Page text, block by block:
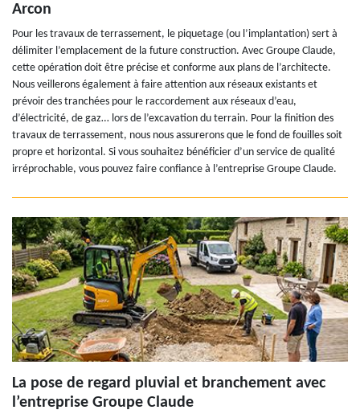
Arcon
Pour les travaux de terrassement, le piquetage (ou l’implantation) sert à
délimiter l’emplacement de la future construction. Avec Groupe Claude,
cette opération doit être précise et conforme aux plans de l’architecte.
Nous veillerons également à faire attention aux réseaux existants et
prévoir des tranchées pour le raccordement aux réseaux d’eau,
d’électricité, de gaz… lors de l’excavation du terrain. Pour la finition des
travaux de terrassement, nous nous assurerons que le fond de fouilles soit
propre et horizontal. Si vous souhaitez bénéficier d’un service de qualité
irréprochable, vous pouvez faire confiance à l’entreprise Groupe Claude.
La pose de regard pluvial et branchement avec
l’entreprise Groupe Claude